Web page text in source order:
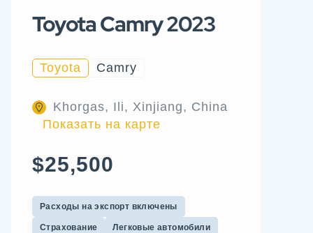
Toyota Camry 2023
Toyota Camry
Khorgas, Ili, Xinjiang, China
Показать на карте
$25,500
Расходы на экспорт включены
Страхование Легковые автомобили